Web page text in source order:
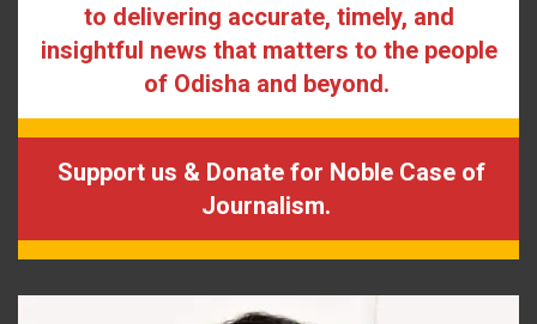
to delivering accurate, timely, and
insightful news that matters to the people
of Odisha and beyond.
Support us & Donate for Noble Case of
Journalism.